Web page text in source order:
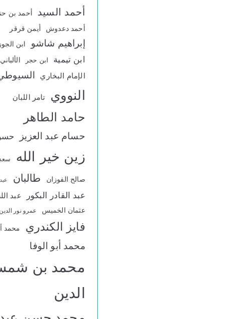
أحمد السيد
أحمد بن
أحمد دعدوش
أيمن قرقر
إبراهيم شاشو ابن
ابن تيمية ابن حجر الألباني
الإمام البخاري
النووي تامر اللبان
حامد الطاهر
حسام عبد العزيز
زين خير الله
صالح الفوزان طالبان
عبد القادر البكور عبد
عثمان الخميس عمرو نور الدين
فايز الكندري محمد
محمد أبو الوفا
محمد بن
الدين